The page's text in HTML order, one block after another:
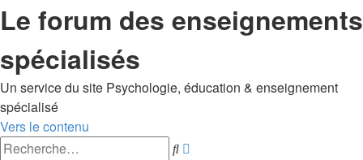
Le forum des enseignements
spécialisés
Un service du site Psychologie, éducation & enseignement
spécialisé
Vers le contenu
Rechercher